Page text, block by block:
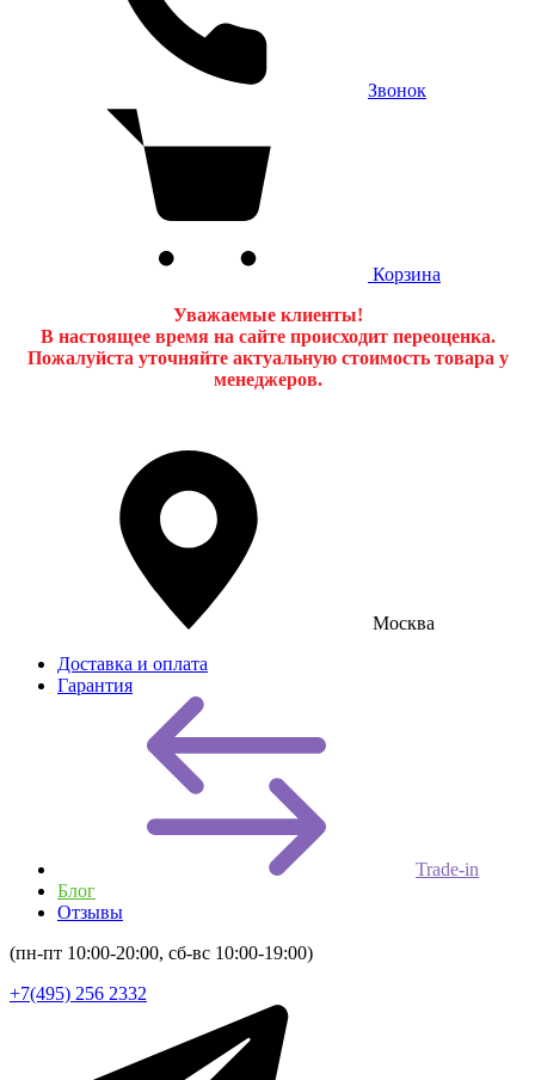
Звонок
Корзина
Уважаемые клиенты!
В настоящее время на сайте происходит переоценка.
Пожалуйста уточняйте актуальную стоимость товара у
менеджеров.
Москва
Доставка и оплата
Гарантия
Trade-in
Блог
Отзывы
(пн-пт 10:00-20:00, сб-вс 10:00-19:00)
+7(495) 256 2332